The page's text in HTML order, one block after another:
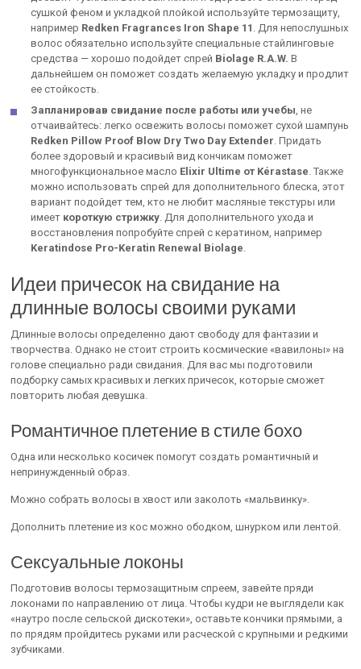
сушкой феном и укладкой плойкой используйте термозащиту,
например Redken Fragrances Iron Shape 11
. Для непослушных
волос обязательно используйте специальные стайлинговые
средства — хорошо подойдет спрей Biolage R.A.W. В
дальнейшем он поможет создать желаемую укладку и продлит
ее стойкость.
Запланировав свидание после работы или учебы , не
отчаивайтесь: легко освежить волосы поможет сухой шампунь
Redken Pillow Proof Blow Dry Two Day Extender . Придать
более здоровый и красивый вид кончикам поможет
многофункциональное масло Elixir Ultime от Kérastase . Также
можно использовать спрей для дополнительного блеска, этот
вариант подойдет тем, кто не любит масляные текстуры или
имеет короткую стрижку . Для дополнительного ухода и
восстановления попробуйте спрей с кератином, например
Keratindose Pro-Keratin Renewal Biolage
Идеи причесок на свидание на
длинные волосы своими руками
Длинные волосы определенно дают свободу для фантазии и
творчества. Однако не стоит строить космические «вавилоны» на
голове специально ради свидания. Для вас мы подготовили
подборку самых красивых и легких причесок, которые сможет
повторить любая девушка.
Романтичное плетение в стиле бохо
Одна или несколько косичек помогут создать романтичный и
непринужденный образ.
Можно собрать волосы в хвост или заколоть «мальвинку».
Дополнить плетение из кос можно ободком, шнурком или лентой.
Сексуальные локоны
Подготовив волосы термозащитным спреем, завейте пряди
локонами по направлению от лица. Чтобы кудри не выглядели как
«наутро после сельской дискотеки», оставьте кончики прямыми, а
по прядям пройдитесь руками или расческой с крупными и редкими
зубчиками.